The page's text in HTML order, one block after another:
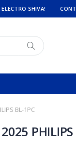
ELECTRO SHIVA!
BL-1PC